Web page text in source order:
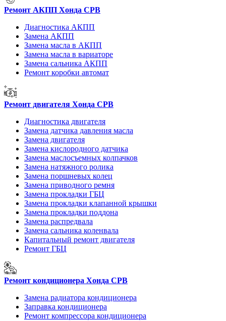
Ремонт АКПП Хонда СРВ
Диагностика АКПП
Замена АКПП
Замена масла в АКПП
Замена масла в вариаторе
Замена сальника АКПП
Ремонт коробки автомат
Ремонт двигателя Хонда СРВ
Диагностика двигателя
Замена датчика давления масла
Замена двигателя
Замена кислородного датчика
Замена маслосъемных колпачков
Замена натяжного ролика
Замена поршневых колец
Замена приводного ремня
Замена прокладки ГБЦ
Замена прокладки клапанной крышки
Замена прокладки поддона
Замена распредвала
Замена сальника коленвала
Капитальный ремонт двигателя
Ремонт ГБЦ
Ремонт кондиционера Хонда СРВ
Замена радиатора кондиционера
Заправка кондиционера
Ремонт компрессора кондиционера